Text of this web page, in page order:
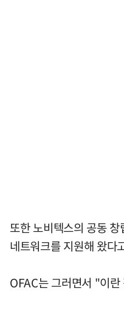
또한 노비텍스의 공동
네트워크를 지원해 왔다
OFAC는 그러면서 "이